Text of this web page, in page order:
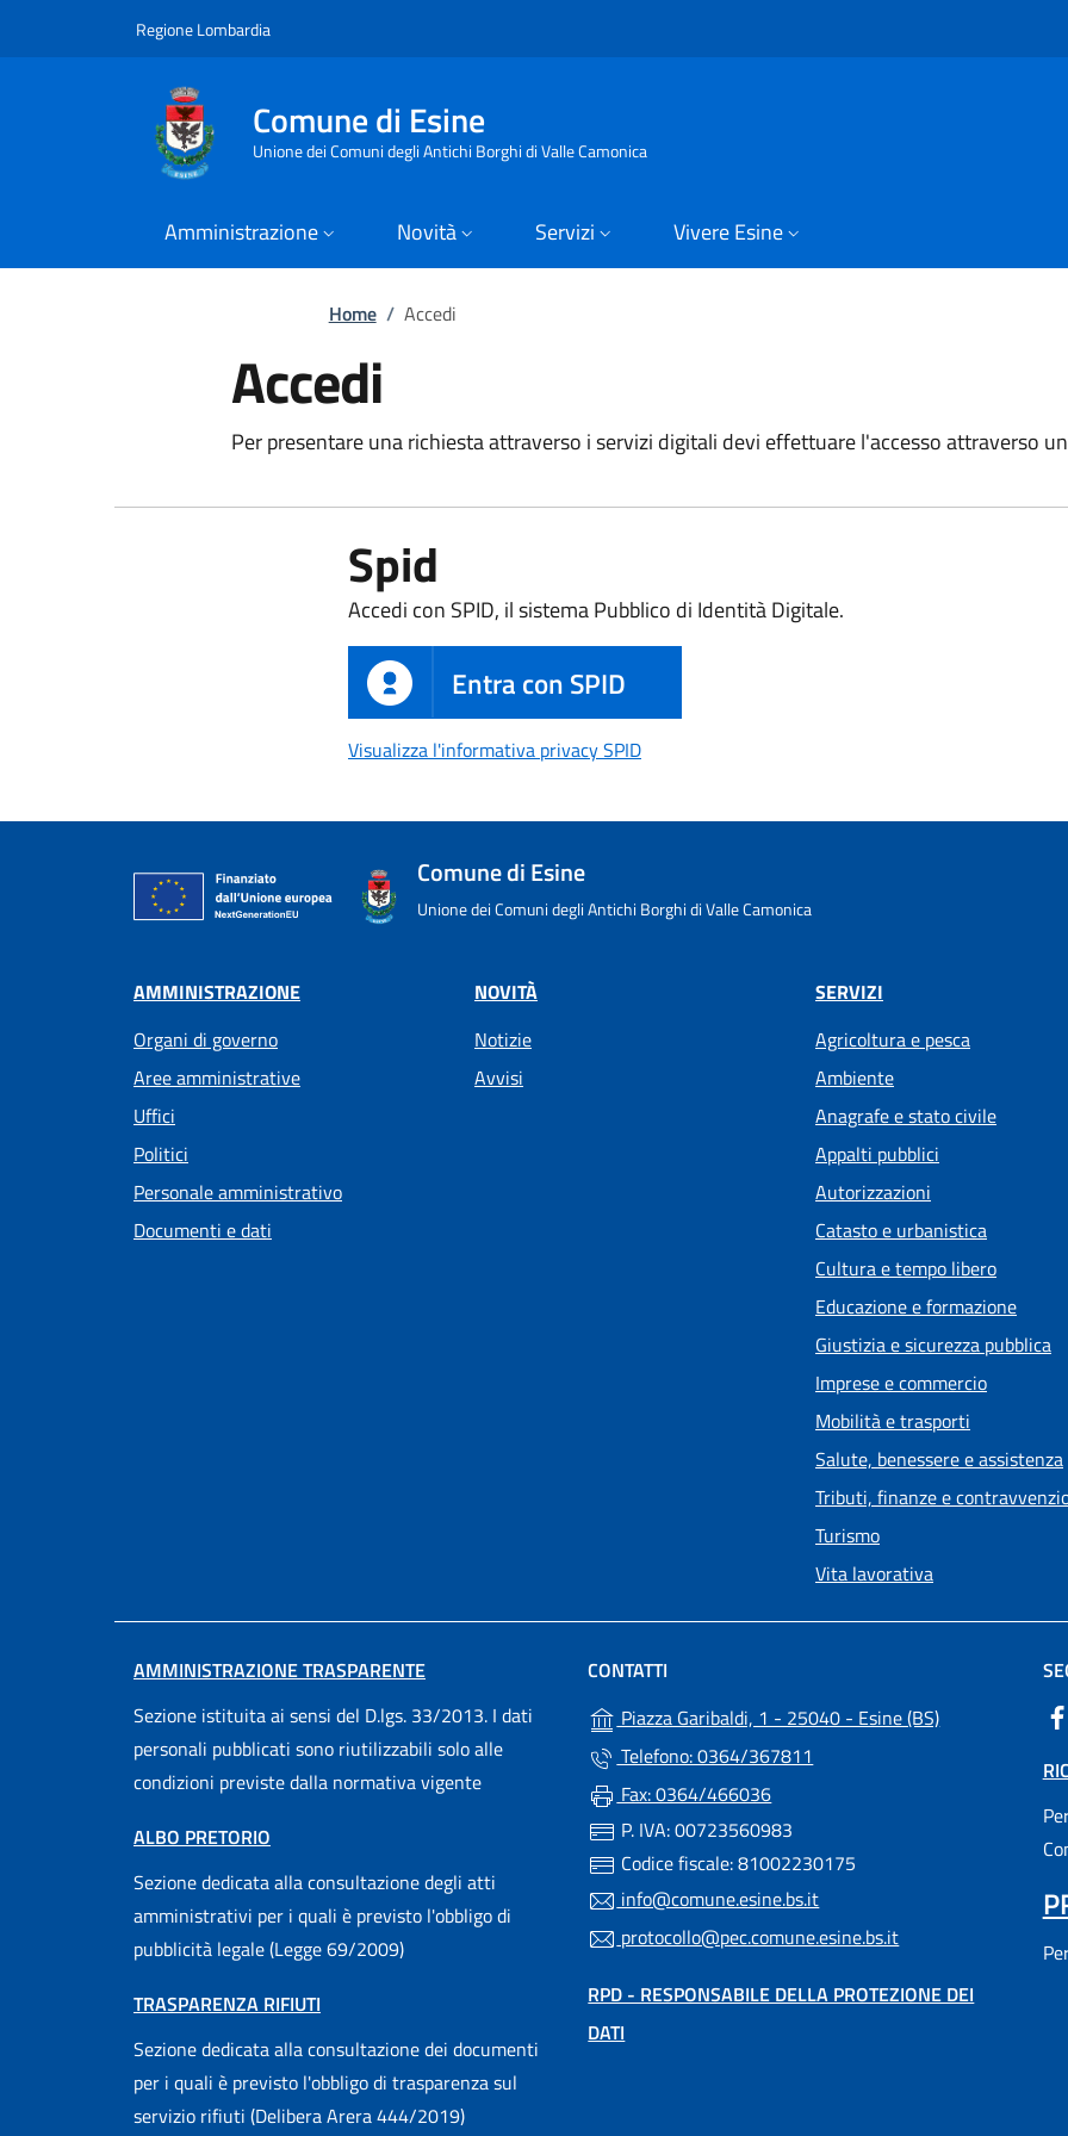
Comune di Esine
Regione Lombardia
Comune di Esine
Unione dei Comuni degli Antichi Borghi di Valle Camonica
Amministrazione Novità Servizi Vivere Esine
Home / Accedi
Accedi
Per presentare una richiesta attraverso i servizi digitali devi effettuare l'accesso attraverso
Spid
Accedi con SPID, il sistema Pubblico di Identità Digitale.
Entra con SPID
Visualizza l'informativa privacy SPIDVisualizza l'informativa privacy SPID
Comune di Esine
Unione dei Comuni degli Antichi Borghi di Valle Camonica
AMMINISTRAZIONE
Organi di governo
Aree amministrative
Uffici
Politici
Personale amministrativo
Documenti e dati
NOVITÀ
Notizie
Avvisi
SERVIZI
Agricoltura e pesca
Ambiente
Anagrafe e stato civile
Appalti pubblici
Autorizzazioni
Catasto e urbanistica
Cultura e tempo libero
Educazione e formazione
Giustizia e sicurezza pubblica
Imprese e commercio
Mobilità e trasporti
Salute, benessere e assistenza
Tributi, finanze e
Turismo
Vita lavorativa
AMMINISTRAZIONE TRASPARENTE
Sezione istituita ai sensi del D.lgs. 33/2013. I dati
personali pubblicati sono riutilizzabili solo alle
condizioni previste dalla normativa vigente
ALBO PRETORIO
Sezione dedicata alla consultazione degli atti
amministrativi per i quali è previsto l'obbligo di
pubblicità legale (Legge 69/2009)
TRASPARENZA RIFIUTI
Sezione dedicata alla consultazione dei documenti
per i quali è previsto l'obbligo di trasparenza sul
servizio rifiuti (Delibera Arera 444/2019)
CONTATTI
Piazza Garibaldi, 1 - 25040 - Esine (BS)(apre in un'altra
Telefono: 0364/367811
Fax: 0364/466036
P. IVA: 00723560983
Codice fiscale: 81002230175
info@comune.esine.bs.it
protocollo@pec.comune.esine.bs.it
RPD - RESPONSABILE DELLA PROTEZIONE DEI
DATI